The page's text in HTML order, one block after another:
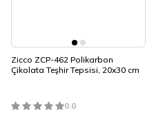
Zicco ZCP-462 Polikarbon
Çikolata Teşhir Tepsisi, 20x30 cm
0.0